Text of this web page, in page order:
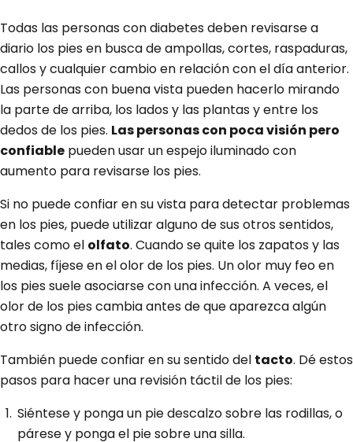
Todas las personas con diabetes deben revisarse a
diario los pies en busca de ampollas, cortes, raspaduras,
callos y cualquier cambio en relación con el día anterior.
Las personas con buena vista pueden hacerlo mirando
la parte de arriba, los lados y las plantas y entre los
dedos de los pies. Las personas con poca visión pero
confiable pueden usar un espejo iluminado con
aumento para revisarse los pies.
Si no puede confiar en su vista para detectar problemas
en los pies, puede utilizar alguno de sus otros sentidos,
tales como el olfato. Cuando se quite los zapatos y las
medias, fíjese en el olor de los pies. Un olor muy feo en
los pies suele asociarse con una infección. A veces, el
olor de los pies cambia antes de que aparezca algún
otro signo de infección.
También puede confiar en su sentido del tacto. Dé estos
pasos para hacer una revisión táctil de los pies:
Siéntese y ponga un pie descalzo sobre las rodillas, o
párese y ponga el pie sobre una silla.